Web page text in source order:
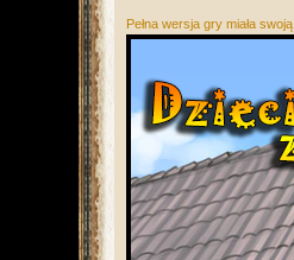
s
t
Pełna wersja gry miała